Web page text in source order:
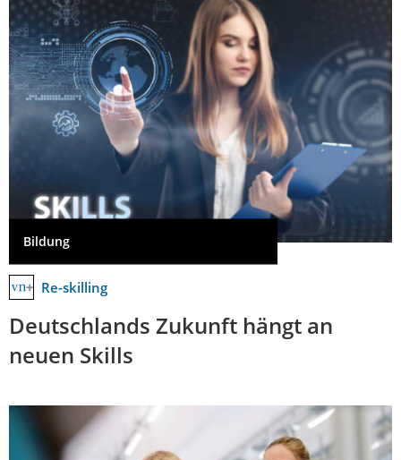
Bildung
Re-skilling
Deutschlands Zukunft hängt an
neuen Skills